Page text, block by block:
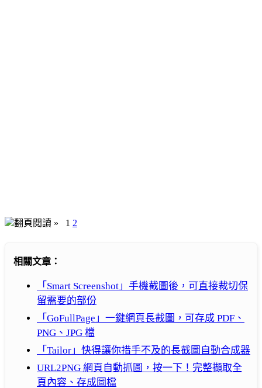
翻頁閱讀 » 1 2
相關文章：
「Smart Screenshot」手機截圖後，可直接裁切保
留需要的部份
「GoFullPage」一鍵網頁長截圖，可存成 PDF、
PNG、JPG 檔
「Tailor」快得讓你措手不及的長截圖自動合成器
URL2PNG 網頁自動抓圖，按一下！完整擷取全
頁內容、存成圖檔